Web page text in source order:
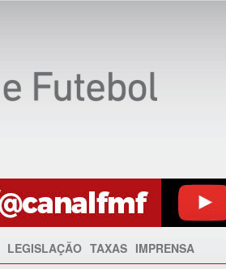
LEGISLAÇÃO TAXAS IMPRENSA